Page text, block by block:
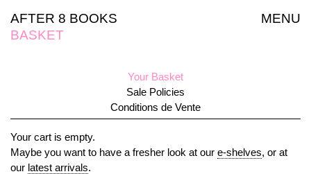
MENU
AFTER 8 BOOKS
BASKET
Your Basket
Sale Policies
Conditions de Vente
Your cart is empty.
Maybe you want to have a fresher look at our e-shelves, or at
our latest arrivals.